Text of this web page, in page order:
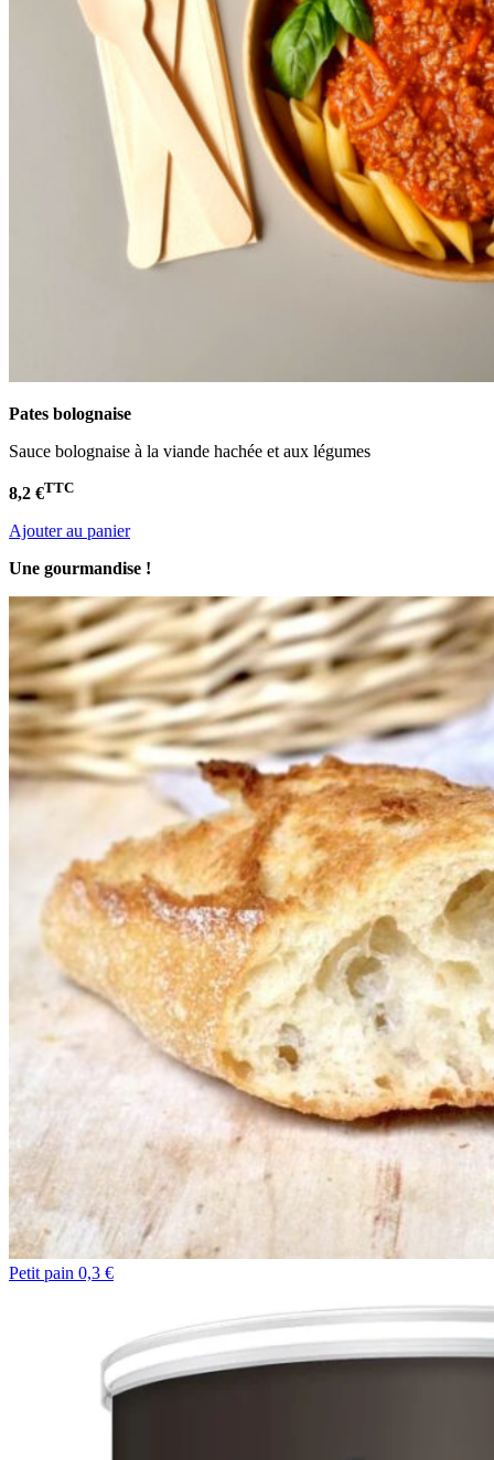
Pates bolognaise
Sauce bolognaise à la viande hachée et aux légumes
8,2 €TTC
Ajouter au panier
Une gourmandise !
Petit pain 0,3 €